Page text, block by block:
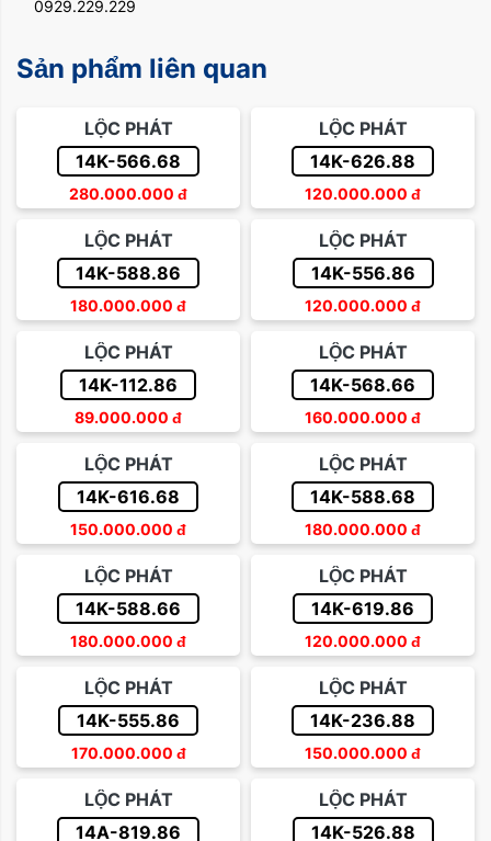
0929.229.229
Sản phẩm liên quan
LỘC PHÁT
14K-566.68
280.000.000 đ
LỘC PHÁT
14K-626.88
120.000.000 đ
LỘC PHÁT
14K-588.86
180.000.000 đ
LỘC PHÁT
14K-556.86
120.000.000 đ
LỘC PHÁT
14K-112.86
89.000.000 đ
LỘC PHÁT
14K-568.66
160.000.000 đ
LỘC PHÁT
14K-616.68
150.000.000 đ
LỘC PHÁT
14K-588.68
180.000.000 đ
LỘC PHÁT
14K-588.66
180.000.000 đ
LỘC PHÁT
14K-619.86
120.000.000 đ
LỘC PHÁT
14K-555.86
170.000.000 đ
LỘC PHÁT
14K-236.88
150.000.000 đ
LỘC PHÁT
14A-819.86
LỘC PHÁT
14K-526.88